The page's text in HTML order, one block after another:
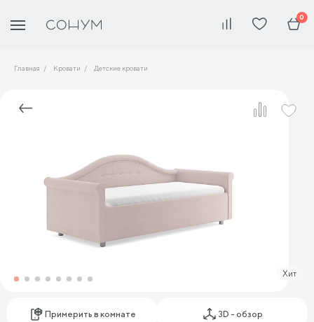
0
Главная Кровати Детские кровати
Хит
Примерить в комнате 3D - обзор